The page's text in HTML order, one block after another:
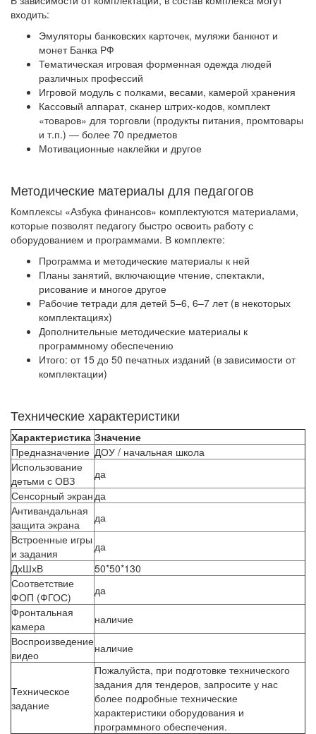
входить:
Эмуляторы банковских карточек, муляжи банкнот и
монет Банка РФ
Тематическая игровая форменная одежда людей
различных профессий
Игровой модуль с полками, весами, камерой хранения
Кассовый аппарат, сканер штрих-кодов, комплект
«товаров» для торговли (продукты питания, промтовары
и т.п.) — более 70 предметов
Мотивационные наклейки и другое
Методические материалы для педагогов
Комплексы «Азбука финансов» комплектуются материалами,
которые позволят педагогу быстро освоить работу с
оборудованием и программами. В комплекте:
Программа и методические материалы к ней
Планы занятий, включающие чтение, спектакли,
рисование и многое другое
Рабочие тетради для детей 5–6, 6–7 лет (в некоторых
комплектациях)
Дополнительные методические материалы к
программному обеспечению
Итого: от 15 до 50 печатных изданий (в зависимости от
комплектации)
Технические характеристики
Характеристика Значение
Предназначение ДОУ / начальная школа
Использование
детьми с ОВЗ
да
Сенсорный экран да
Антивандальная
защита экрана
да
Встроенные игры
и задания
да
ДхШхВ
50*50*130
Соответствие
ФОП (ФГОС)
да
Фронтальная
камера
наличие
Воспроизведение
видео
наличие
Техническое
задание
Пожалуйста, при подготовке технического
задания для тендеров, запросите у нас
более подробные технические
характеристики оборудования и
программного обеспечения.